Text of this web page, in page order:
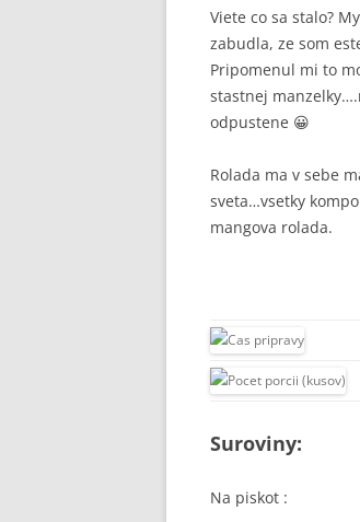
Viete co sa stalo?
zabudla, ze som
Pripomenul mi to
stastnej
odpustene 😀
Rolada ma v sebe
sveta…vsetky
mangova rolada.
Suroviny:
Na piskot :